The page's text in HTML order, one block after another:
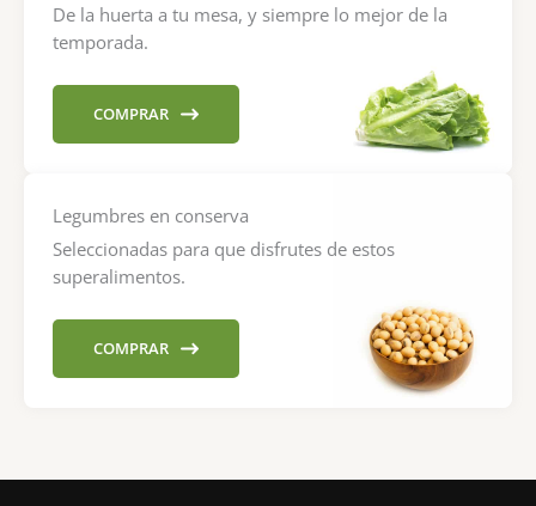
De la huerta a tu mesa, y siempre lo mejor de la
temporada.
COMPRAR
Legumbres en conserva
Seleccionadas para que disfrutes de estos
superalimentos.
COMPRAR